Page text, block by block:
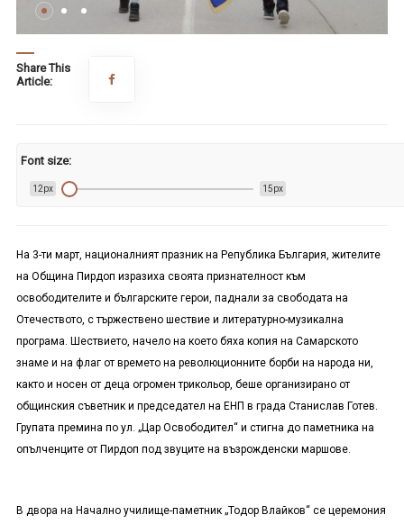
Share This
Article:
Font size:
12px 15px
На 3-ти март, националният празник на Република България, жителите
на Община Пирдоп изразиха своята признателност към
освободителите и българските герои, паднали за свободата на
Отечеството, с тържествено шествие и литературно-музикална
програма. Шествието, начело на което бяха копия на Самарското
знаме и на флаг от времето на революционните борби на народа ни,
както и носен от деца огромен трикольор, беше организирано от
общинския съветник и председател на ЕНП в града Станислав Готев.
Групата премина по ул. „Цар Освободител“ и стигна до паметника на
опълченците от Пирдоп под звуците на възрожденски маршове.
В двора на Начално училище-паметник „Тодор Влайков“ се церемония